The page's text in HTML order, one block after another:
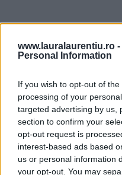
www.lauralaurentiu.ro -
Personal Information
If you wish to opt-out of
processing of your
targeted advertising by us,
section to confirm your
opt-out request is
interest-based ads based
us or personal information
your opt-out. You may
4. Se lasă aluatul să se